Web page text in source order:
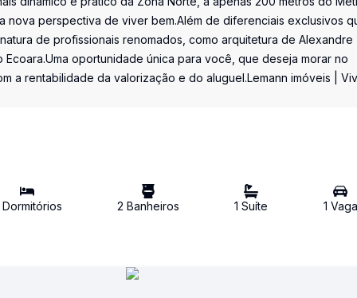
nova perspectiva de viver bem.Além de diferenciais exclusivos
de profissionais renomados, como arquitetura de Alexandre
oportunidade única para você, que deseja morar no
a rentabilidade da valorização e do aluguel.Lemann imóveis |
s 2 Banheiros 1 Suíte 1 Vaga